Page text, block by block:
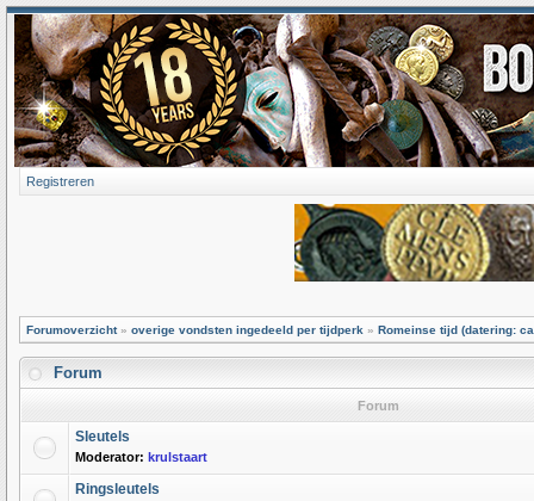
Registreren
Forumoverzicht» overige vondsten ingedeeld per tijdperk » Romeinse tijd (datering:
Forum
Forum
Sleutels
Moderator: krulstaart
Ringsleutels